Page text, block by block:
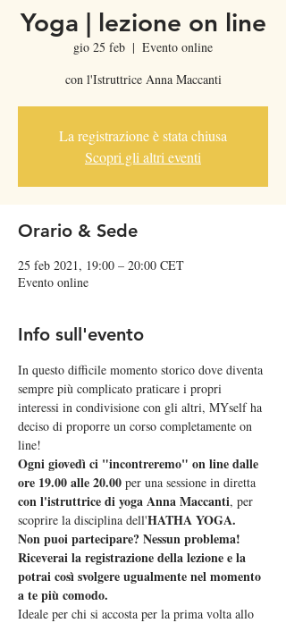
Yoga | lezione on line
gio 25 feb
  |
Evento online
con l'Istruttrice Anna Maccanti
La registrazione è stata chiusa
Scopri gli altri eventi
Orario & Sede
25 feb 2021, 19:00 – 20:00 CET
Evento online
Info sull'evento
In questo difficile momento storico dove diventa
sempre più complicato praticare i propri
interessi in condivisione con gli altri, MYself ha
deciso di proporre un corso completamente on
line!
Ogni giovedì ci "incontreremo" on line dalle
ore 19.00 alle 20.00 per una sessione in diretta
con l'istruttrice di yoga Anna Maccanti, per
scoprire la disciplina dell'HATHA YOGA.
Non puoi partecipare? Nessun problema!
Riceverai la registrazione della lezione e la
potrai così svolgere ugualmente nel momento
a te più comodo.
Ideale per chi si accosta per la prima volta allo